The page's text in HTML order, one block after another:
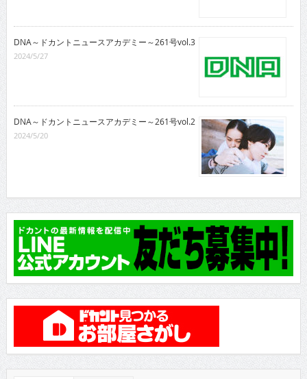
DNA～ドカントニュースアカデミー～261号vol.3
2024/5/27
DNA～ドカントニュースアカデミー～261号vol.2
2024/5/20